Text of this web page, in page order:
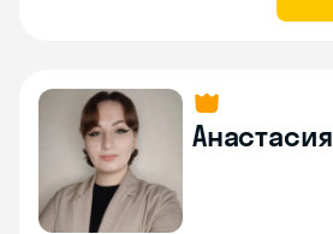
Анастасия